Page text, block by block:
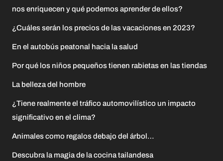
nos enriquecen y qué podemos aprender de ellos?
¿Cuáles serán los precios de las vacaciones en 2023?
En el autobús peatonal hacia la salud
Por qué los niños pequeños tienen rabietas en las tiendas
La belleza del hombre
¿Tiene realmente el tráfico automovilístico un impacto
significativo en el clima?
Animales como regalos debajo del árbol…
Descubra la magia de la cocina tailandesa